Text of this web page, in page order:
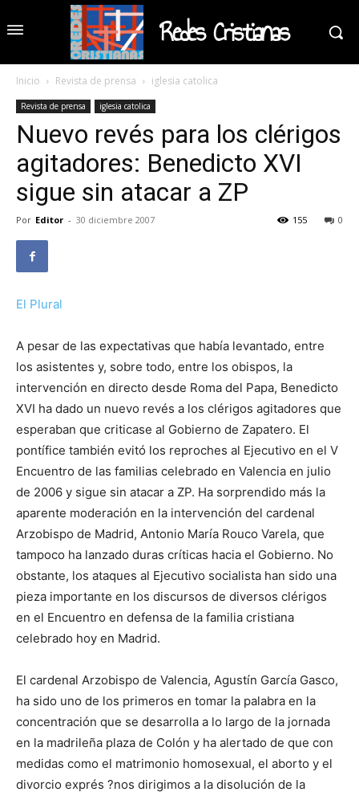
Redes Cristianas
Inicio Revista de prensa iglesia catolica
Revista de prensa iglesia catolica
Nuevo revés para los clérigos
agitadores: Benedicto XVI
sigue sin atacar a ZP
Por Editor - 30 diciembre 2007 0
155
El Plural
A pesar de las expectativas que había levantado, entre
los asistentes y, sobre todo, entre los obispos, la
intervención en directo desde Roma del Papa, Benedicto
XVI ha dado un nuevo revés a los clérigos agitadores que
esperaban que criticase al Gobierno de Zapatero. El
pontífice también evitó los reproches al Ejecutivo en el V
Encuentro de las familias celebrado en Valencia en julio
de 2006 y sigue sin atacar a ZP. Ha sorprendido más la
aparente moderación en la intervención del cardenal
Arzobispo de Madrid, Antonio María Rouco Varela, que
tampoco ha lanzado duras críticas hacia el Gobierno. No
obstante, los ataques al Ejecutivo socialista han sido una
pieza importante en los discursos de diversos clérigos
en el Encuentro en defensa de la familia cristiana
celebrado hoy en Madrid.
El cardenal Arzobispo de Valencia, Agustín García Gasco,
ha sido uno de los primeros en tomar la palabra en la
concentración que se desarrolla a lo largo de la jornada
en la madrileña plaza de Colón y ha alertado de que con
medidas como el matrimonio homosexual, el aborto y el
divorcio exprés ?nos dirigimos a la disolución de la